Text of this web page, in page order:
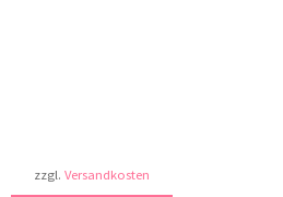
zzgl.Versandkosten